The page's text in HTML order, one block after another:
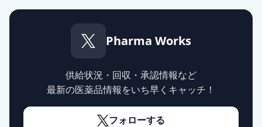
エピナスチン塩酸塩錠10mg「SN」
エピナスチン塩酸塩錠10mg「JG」
エピナスチン塩酸塩錠
20mg「TCK」
通常出荷
Pharma Works
供給状況・回収・承認情報など
最新の医薬品情報をいち早くキャッチ！
フォローする